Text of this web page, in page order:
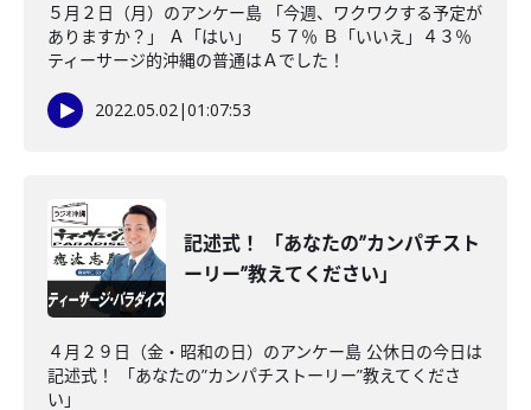
５月２日（月）のアンケー島 「今週、ワクワクする予定が
ありますか？」 Ａ「はい」 ５７％ Ｂ「いいえ」４３％
ティーサージ的沖縄の普通はＡでした！
2022.05.02|01:07:53
記述式！ 「あなたの”カンパチスト
ーリー”教えてください」
４月２９日（金・昭和の日）のアンケー島 公休日の今日は
記述式！ 「あなたの”カンパチストーリー”教えてくださ
い」